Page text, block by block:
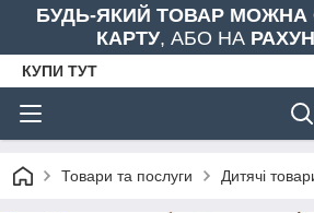
БУДЬ-ЯКИЙ ТОВАР МОЖНА
КАРТУ, АБО НА
КУПИ ТУТ
Товари та послуги Дитячі